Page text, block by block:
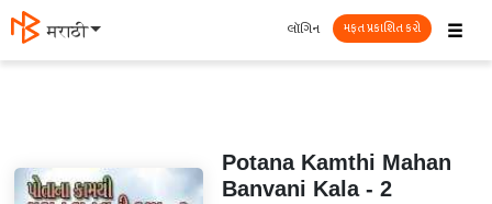
मराठी ☰
લૉગિન મફત પ્રકાશિત કરો
Potana Kamthi Mahan
Banvani Kala - 2